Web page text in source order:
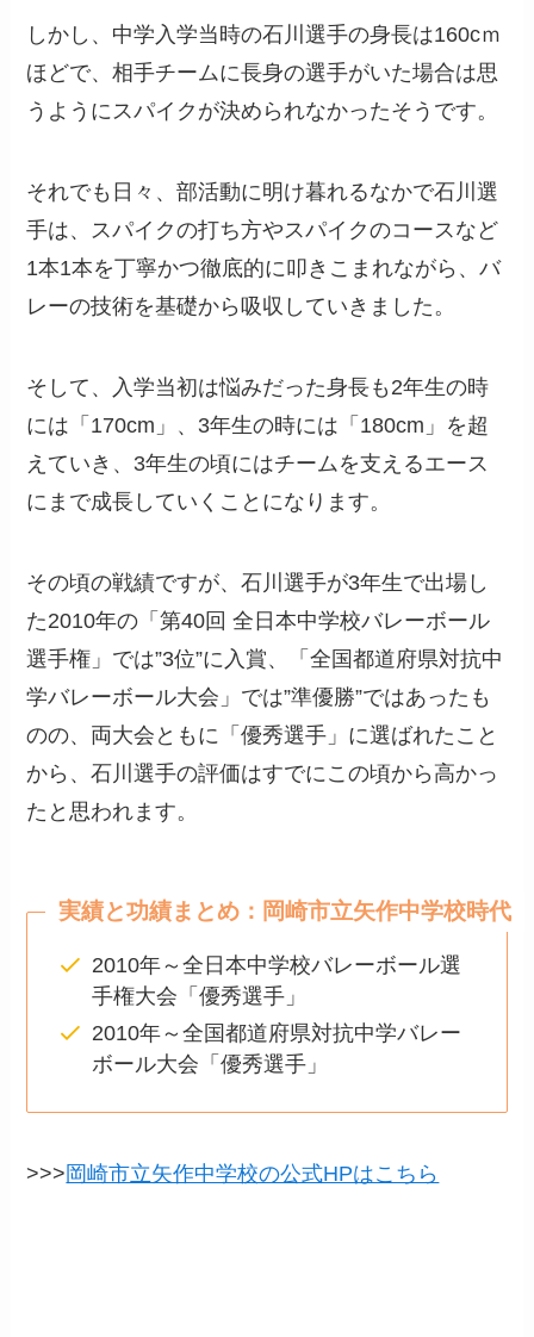
しかし、中学入学当時の石川選手の身長は160cｍ
ほどで、相手チームに長身の選手がいた場合は思
うようにスパイクが決められなかったそうです。
それでも日々、部活動に明け暮れるなかで石川選
手は、スパイクの打ち方やスパイクのコースなど
1本1本を丁寧かつ徹底的に叩きこまれながら、バ
レーの技術を基礎から吸収していきました。
そして、入学当初は悩みだった身長も2年生の時
には「170cm」、3年生の時には「180cm」を超
えていき、3年生の頃にはチームを支えるエース
にまで成長していくことになります。
その頃の戦績ですが、石川選手が3年生で出場し
た2010年の「第40回 全日本中学校バレーボール
選手権」では”3位”に入賞、「全国都道府県対抗中
学バレーボール大会」では”準優勝”ではあったも
のの、両大会ともに「優秀選手」に選ばれたこと
から、石川選手の評価はすでにこの頃から高かっ
たと思われます。
実績と功績まとめ：岡崎市立矢作中学校時代
2010年～全日本中学校バレーボール選
手権大会「優秀選手」
2010年～全国都道府県対抗中学バレー
ボール大会「優秀選手」
>>> 岡崎市立矢作中学校の公式HPはこちら